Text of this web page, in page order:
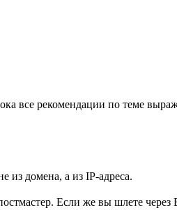
все рекомендации по теме
из домена, а из IP-адреса.
Если же вы шлете через